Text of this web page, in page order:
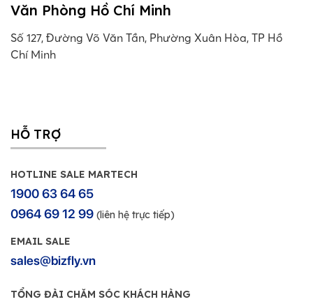
Văn Phòng Hồ Chí Minh
Số 127, Đường Võ Văn Tần, Phường Xuân Hòa, TP Hồ
Chí Minh
HỖ TRỢ
HOTLINE SALE MARTECH
1900 63 64 65
0964 69 12 99 (liên hệ trực tiếp)
EMAIL SALE
sales@bizfly.vn
TỔNG ĐÀI CHĂM SÓC KHÁCH HÀNG